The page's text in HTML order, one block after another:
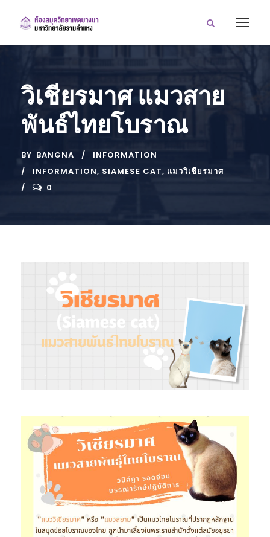
วิเชียรมาศ แมวสาย
พันธ์ไทยโบราณ
BY BANGNA
INFORMATION
INFORMATION, SIAMESE CAT, แมววิเชียรมาศ
0